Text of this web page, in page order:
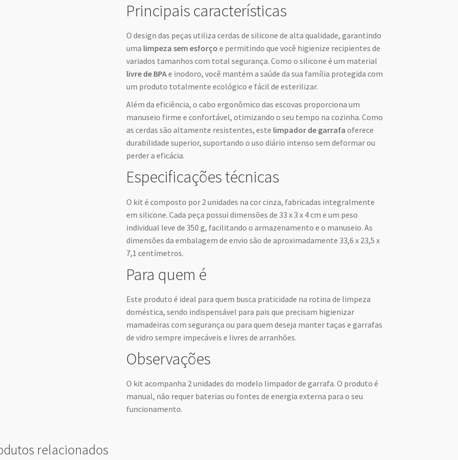
Principais características
O design das peças utiliza cerdas de silicone de alta qualidade, garantindo
uma limpeza sem esforço e permitindo que você higienize recipientes de
variados tamanhos com total segurança. Como o silicone é um material
livre de BPAe inodoro, você mantém a saúde da sua família protegida com
um produto totalmente ecológico e fácil de esterilizar.
Além da eficiência, o cabo ergonômico das escovas proporciona um
manuseio firme e confortável, otimizando o seu tempo na cozinha. Como
as cerdas são altamente resistentes, este limpador de garrafa oferece
durabilidade superior, suportando o uso diário intenso sem deformar ou
perder a eficácia.
Especificações técnicas
O kit é composto por 2 unidades na cor cinza, fabricadas integralmente
em silicone. Cada peça possui dimensões de 33 x 3 x 4 cm e um peso
individual leve de 350 g, facilitando o armazenamento e o manuseio. As
dimensões da embalagem de envio são de aproximadamente 33,6 x 23,5 x
7,1 centímetros.
Para quem é
Este produto é ideal para quem busca praticidade na rotina de limpeza
doméstica, sendo indispensável para pais que precisam higienizar
mamadeiras com segurança ou para quem deseja manter taças e garrafas
de vidro sempre impecáveis e livres de arranhões.
Observações
O kit acompanha 2 unidades do modelo limpador de garrafa. O produto é
manual, não requer baterias ou fontes de energia externa para o seu
funcionamento.
relacionados